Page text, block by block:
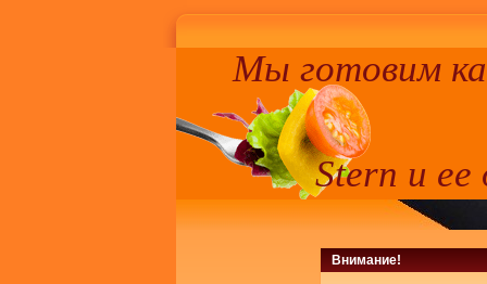
Мы готовим
Stern и ее
Внимание!